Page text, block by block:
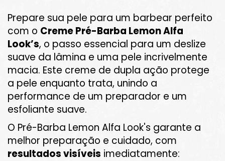
Prepare sua pele para um barbear perfeito
com o Creme Pré-Barba Lemon Alfa
Look’s, o passo essencial para um deslize
suave da lâmina e uma pele incrivelmente
macia. Este creme de dupla ação protege
a pele enquanto trata, unindo a
performance de um preparador e um
esfoliante suave.
O Pré-Barba Lemon Alfa Look's garante a
melhor preparação e cuidado, com
resultados visíveis imediatamente: